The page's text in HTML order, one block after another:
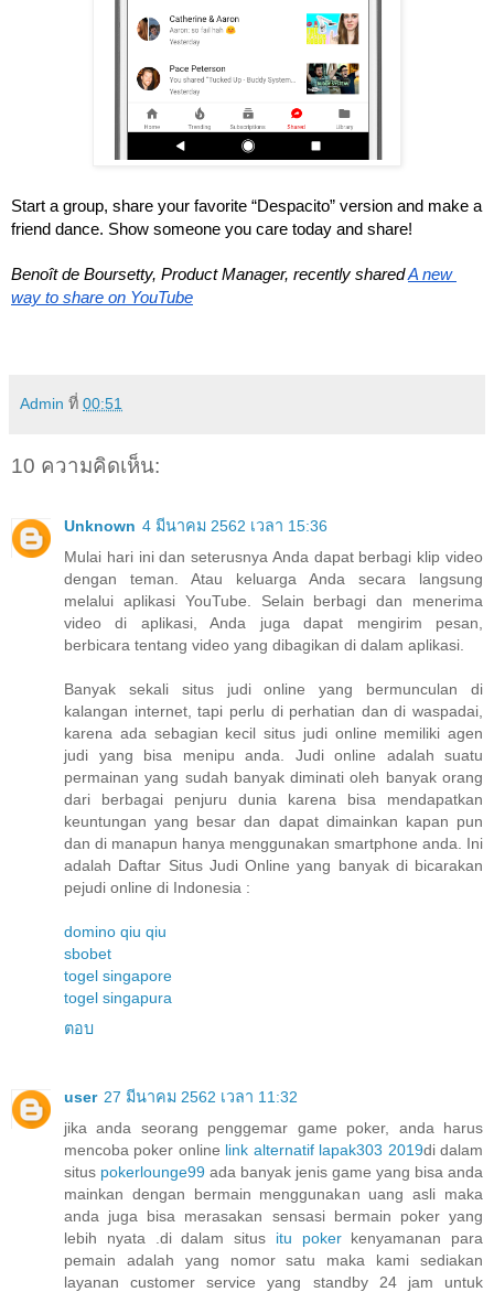
Start a group, share your favorite “Despacito” version and make a
friend dance. Show someone you care today and share!
Benoît de Boursetty, Product Manager, recently shared A new
way to share on YouTube
Admin ที่ 00:51
10 ความคิดเห็น:
Unknown 4 มีนาคม 2562 เวลา 15:36
Mulai hari ini dan seterusnya Anda dapat berbagi klip video
dengan teman. Atau keluarga Anda secara langsung
melalui aplikasi YouTube. Selain berbagi dan menerima
video di aplikasi, Anda juga dapat mengirim pesan,
berbicara tentang video yang dibagikan di dalam aplikasi.
Banyak sekali situs judi online yang bermunculan di
kalangan internet, tapi perlu di perhatian dan di waspadai,
karena ada sebagian kecil situs judi online memiliki agen
judi yang bisa menipu anda. Judi online adalah suatu
permainan yang sudah banyak diminati oleh banyak orang
dari berbagai penjuru dunia karena bisa mendapatkan
keuntungan yang besar dan dapat dimainkan kapan pun
dan di manapun hanya menggunakan smartphone anda. Ini
adalah Daftar Situs Judi Online yang banyak di bicarakan
pejudi online di Indonesia :
domino qiu qiu
sbobet
togel singapore
togel singapura
ตอบ
user 27 มีนาคม 2562 เวลา 11:32
jika anda seorang penggemar game poker, anda harus
mencoba poker online link alternatif lapak303 2019di dalam
situs pokerlounge99 ada banyak jenis game yang bisa anda
mainkan dengan bermain menggunakan uang asli maka
anda juga bisa merasakan sensasi bermain poker yang
lebih nyata .di dalam situs itu pokerkenyamanan para
pemain adalah yang nomor satu maka kami sediakan
layanan customer service yang standby 24 jam untuk